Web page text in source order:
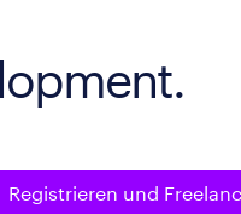
Registrieren und